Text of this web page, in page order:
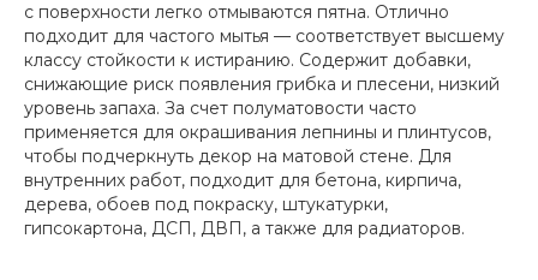
с поверхности легко отмываются пятна. Отлично
подходит для частого мытья — соответствует высшему
классу стойкости к истиранию. Содержит добавки,
снижающие риск появления грибка и плесени, низкий
уровень запаха. За счет полуматовости часто
применяется для окрашивания лепнины и плинтусов,
чтобы подчеркнуть декор на матовой стене. Для
внутренних работ, подходит для бетона, кирпича,
дерева, обоев под покраску, штукатурки,
гипсокартона, ДСП, ДВП, а также для радиаторов.